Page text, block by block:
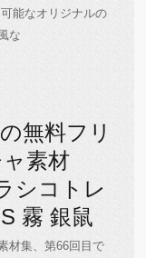
能なオリジナルの
な
無料フリ
素材
シコトレ
霧 銀鼠
材集、第66回目で